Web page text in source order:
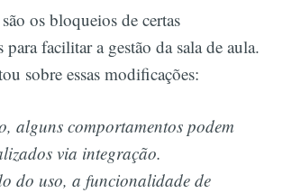
os bloqueios de certas
facilitar a gestão da sala de aula.
sobre essas modificações:
alguns comportamentos podem
via integração.
do uso, a funcionalidade de